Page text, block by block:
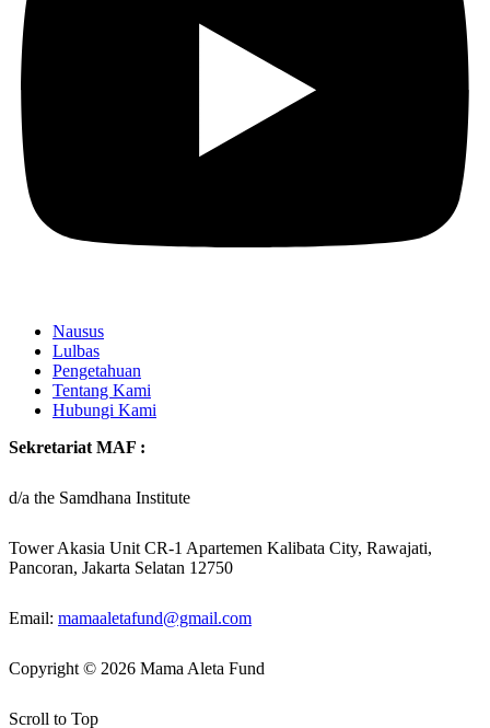
Nausus
Lulbas
Pengetahuan
Tentang Kami
Hubungi Kami
Sekretariat MAF :
d/a the Samdhana Institute
Tower Akasia Unit CR-1 Apartemen Kalibata City, Rawajati,
Pancoran, Jakarta Selatan 12750
Email: mamaaletafund@gmail.com
Copyright © 2026 Mama Aleta Fund
Scroll to Top